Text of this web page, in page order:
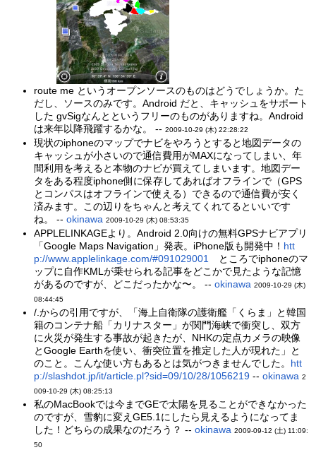
route me というオープンソースのものはどうでしょうか。た
だし、ソースのみです。Android だと、キャッシュをサポート
した gvSigなんとというフリーのものがありますね。Android
は来年以降飛躍するかな。 --2009-10-29 (木) 22:28:22
現状のiphoneのマップでナビをやろうとすると地図データの
キャッシュが小さいので通信費用がMAXになってしまい、年
間利用を考えると本物のナビが買えてしまいます。地図デー
タをある程度iphone側に保存してあればオフラインで（GPS
とコンパスはオフラインで使える）できるので通信費が安く
済みます。この辺りをちゃんと考えてくれてるといいです
ね。 --okinawa 2009-10-29 (木) 08:53:35
APPLELINKAGEより。Android 2.0向けの無料GPSナビアプリ
「Google Maps Navigation」発表。iPhone版も開発中！ htt
p://www.applelinkage.com/#091029001 ところでiphoneのマ
ップに自作KMLが乗せられる記事をどこかで見たような記憶
があるのですが、どこだったかな〜。 --okinawa 2009-10-29 (木)
08:44:45
/.からの引用ですが、「海上自衛隊の護衛艦「くらま」と韓国
籍のコンテナ船「カリナスター」が関門海峡で衝突し、双方
に火災が発生する事故が起きたが、NHKの定点カメラの映像
とGoogle Earthを使い、衝突位置を推定した人が現れた」と
のこと。こんな使い方もあるとは気がつきませんでした。 htt
p://slashdot.jp/it/article.pl?sid=09/10/28/1056219 --okinawa 2
009-10-29 (木) 08:25:13
私のMacBookでは今までGEで太陽を見ることができなかった
のですが、雪豹に変えGE5.1にしたら見えるようになってま
した！どちらの成果なのだろう？ --okinawa 2009-09-12 (土) 11:09:
50